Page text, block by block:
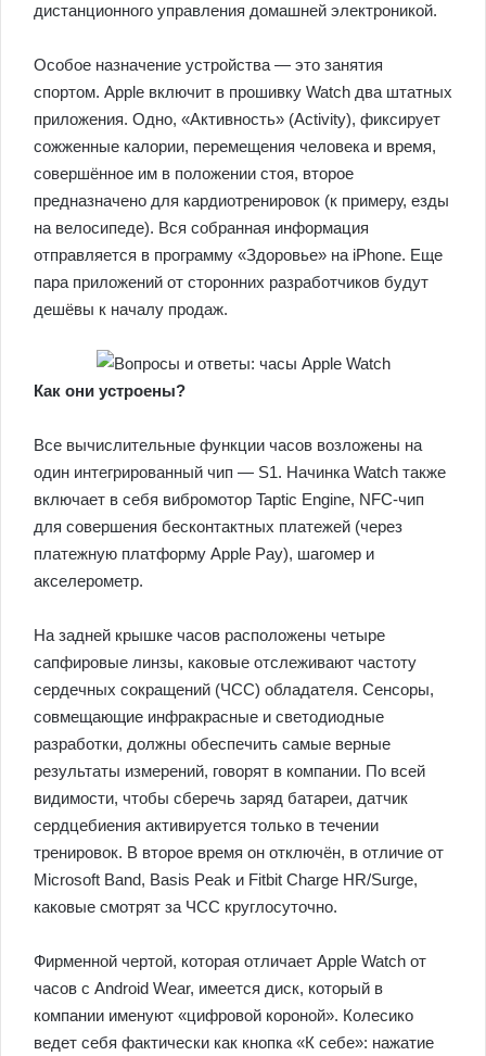
дистанционного управления домашней электроникой.
Особое назначение устройства — это занятия
спортом. Apple включит в прошивку Watch два штатных
приложения. Одно, «Активность» (Activity), фиксирует
сожженные калории, перемещения человека и время,
совершённое им в положении стоя, второе
предназначено для кардиотренировок (к примеру, езды
на велосипеде). Вся собранная информация
отправляется в программу «Здоровье» на iPhone. Еще
пара приложений от сторонних разработчиков будут
дешёвы к началу продаж.
Как они устроены?
Все вычислительные функции часов возложены на
один интегрированный чип — S1. Начинка Watch также
включает в себя вибромотор Taptic Engine, NFC-чип
для совершения бесконтактных платежей (через
платежную платформу Apple Pay), шагомер и
акселерометр.
На задней крышке часов расположены четыре
сапфировые линзы, каковые отслеживают частоту
сердечных сокращений (ЧСС) обладателя. Сенсоры,
совмещающие инфракрасные и светодиодные
разработки, должны обеспечить самые верные
результаты измерений, говорят в компании. По всей
видимости, чтобы сберечь заряд батареи, датчик
сердцебиения активируется только в течении
тренировок. В второе время он отключён, в отличие от
Microsoft Band, Basis Peak и Fitbit Charge HR/Surge,
каковые смотрят за ЧСС круглосуточно.
Фирменной чертой, которая отличает Apple Watch от
часов с Android Wear, имеется диск, который в
компании именуют «цифровой короной». Колесико
ведет себя фактически как кнопка «К себе»: нажатие